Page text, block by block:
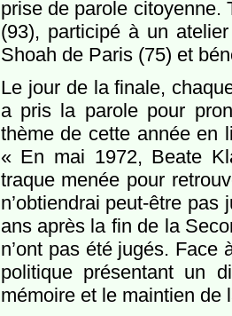
prise de parole citoyenne.
(93), participé à un
Shoah de Paris (75) et
Le jour de la finale,
a pris la parole pour
thème de cette année en
« En mai 1972, Beate
traque menée pour
n’obtiendrai peut-être
ans après la fin de la
n’ont pas été jugés.
politique présentant un
mémoire et le maintien de